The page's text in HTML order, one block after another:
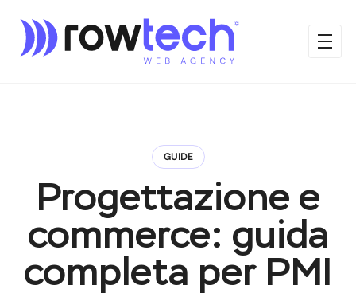
GUIDE
Progettazione e
commerce: guida
completa per PMI